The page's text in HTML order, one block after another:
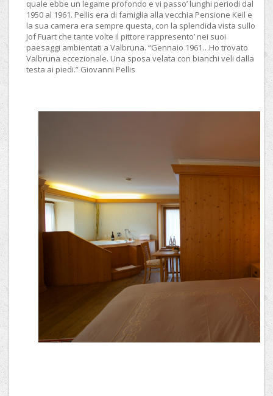
quale ebbe un legame profondo e vi passo’ lunghi periodi dal
1950 al 1961. Pellis era di famiglia alla vecchia Pensione Keil e
la sua camera era sempre questa, con la splendida vista sullo
Jof Fuart che tante volte il pittore rappresento’ nei suoi
paesaggi ambientati a Valbruna. “Gennaio 1961…Ho trovato
Valbruna eccezionale. Una sposa velata con bianchi veli dalla
testa ai piedi.” Giovanni Pellis